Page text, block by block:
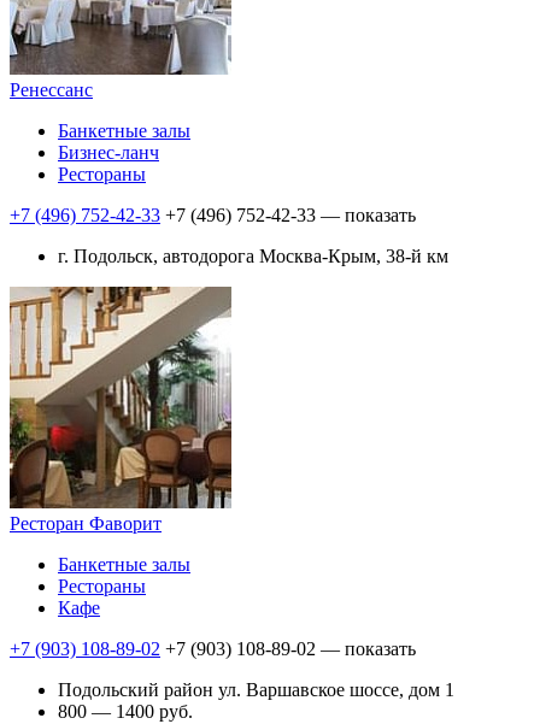
Ренессанс
Банкетные залы
Бизнес-ланч
Рестораны
+7 (496) 752-42-33 +7 (496) 752-42-33 — показать
г. Подольск, автодорога Москва-Крым, 38-й км
Ресторан Фаворит
Банкетные залы
Рестораны
Кафе
+7 (903) 108-89-02 +7 (903) 108-89-02 — показать
Подольский район ул. Варшавское шоссе, дом 1
800 — 1400 руб.